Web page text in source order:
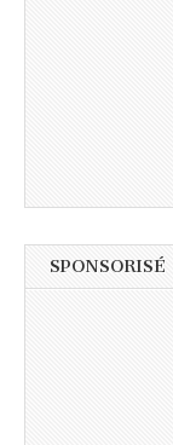
SPONSORISÉ